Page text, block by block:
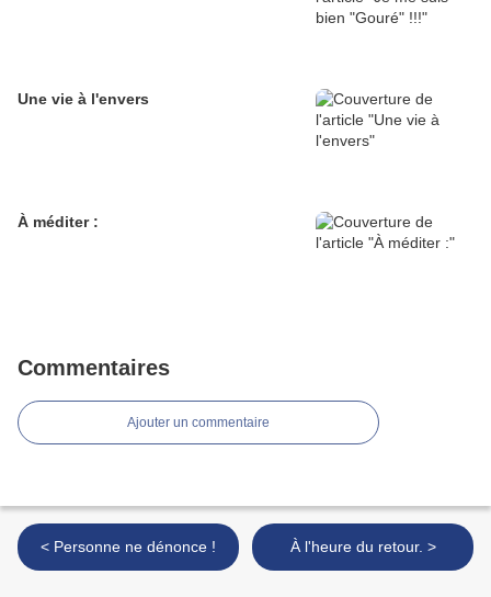
Une vie à l'envers
À méditer :
Commentaires
Ajouter un commentaire
< Personne ne dénonce ! À l'heure du retour. >